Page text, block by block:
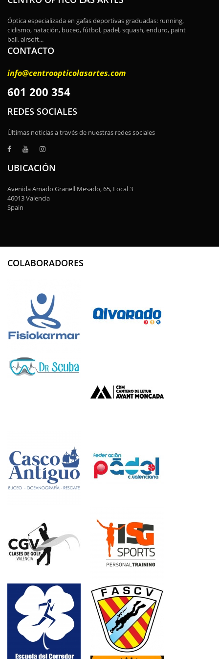
Óptica especializada en gafas deportivas graduadas: running,
ciclismo, natación, buceo, fútbol, padel, squash, enduro, paint
ball, airsoft...
CONTACTO
info@centroopticolasartes.com
601 200 354
REDES SOCIALES
Últimas noticias a través de nuestras redes sociales
UBICACIÓN
Avenida Amado Granell Mesado, 65, Local 3
46013 Valencia
Spain
COLABORADORES